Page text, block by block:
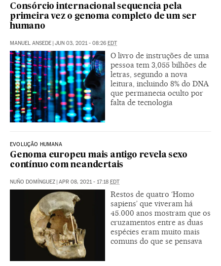
Consórcio internacional sequencia pela
primeira vez o genoma completo de um ser
humano
MANUEL ANSEDE | JUN 03, 2021 - 08:26 EDT
O livro de instruções de uma
pessoa tem 3,055 bilhões de
letras, segundo a nova
leitura, incluindo 8% do DNA
que permanecia oculto por
falta de tecnologia
EVOLUÇÃO HUMANA
Genoma europeu mais antigo revela sexo
contínuo com neandertais
NUÑO DOMÍNGUEZ | APR 08, 2021 - 17:18 EDT
Restos de quatro ‘Homo
sapiens’ que viveram há
45.000 anos mostram que os
cruzamentos entre as duas
espécies eram muito mais
comuns do que se pensava